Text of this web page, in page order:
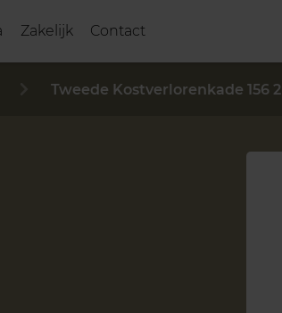
Zakelijk Contact
Tweede Kostverlorenkade 156 2